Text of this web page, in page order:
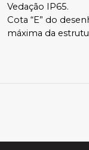
Vedação IP65.
Cota “E” do
máxima da